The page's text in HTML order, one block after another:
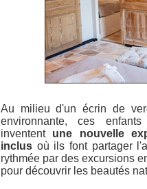
Au milieu d'un écrin de
environnante, ces
inventent une nouvelle
inclus où ils font partager
rythmée par des excursions
pour découvrir les beautés